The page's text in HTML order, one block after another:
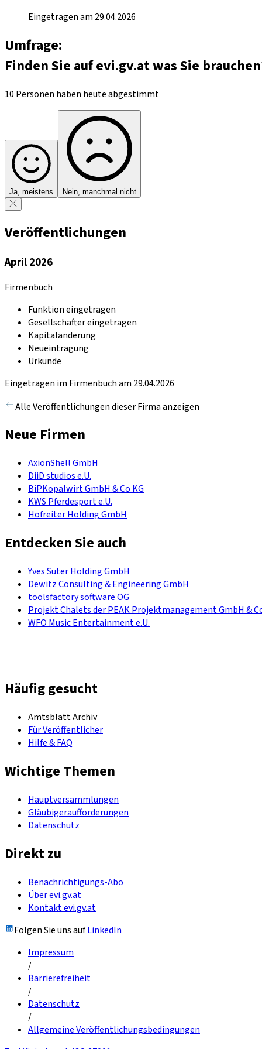
Eingetragen am 29.04.2026
Umfrage:
Finden Sie auf evi.gv.at was Sie
10 Personen haben heute abgestimmt
Ja, meistens Nein, manchmal nicht
Veröffentlichungen
April 2026
Firmenbuch
Funktion eingetragen
Gesellschafter eingetragen
Kapitaländerung
Neueintragung
Urkunde
Eingetragen im Firmenbuch am 29.04.2026
Alle Veröffentlichungen dieser Firma anzeigen
Neue Firmen
AxionShell GmbH
DiiD studios e.U.
BiPKopalwirt GmbH & Co KG
KWS Pferdesport e.U.
Hofreiter Holding GmbH
Entdecken Sie auch
Yves Suter Holding GmbH
Dewitz Consulting & Engineering GmbH
toolsfactory software OG
Projekt Chalets der PEAK Projektmanagement GmbH &
WFO Music Entertainment e.U.
Häufig gesucht
Amtsblatt Archiv
Für Veröffentlicher
Hilfe & FAQ
Wichtige Themen
Hauptversammlungen
Gläubigeraufforderungen
Datenschutz
Direkt zu
Benachrichtigungs-Abo
Über evi.gv.at
Kontakt evi.gv.at
Folgen Sie uns aufLinkedIn
Impressum
/
Barrierefreiheit
/
Datenschutz
/
Allgemeine Veröffentlichungsbedingungen